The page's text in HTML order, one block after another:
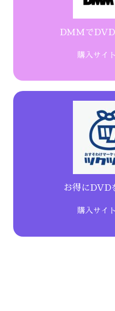
DMMでDVD
購入サイ
お得にDVD
購入サイ